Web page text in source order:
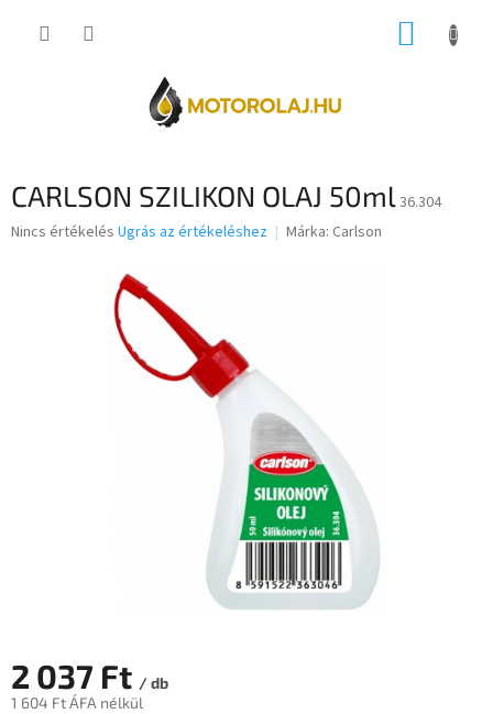
KOSÁR
CARLSON SZILIKON OLAJ 50ml36.304
A
Nincs értékelés Ugrás az értékeléshez Márka: Carlson
2 037 Ft / db
1 604 Ft ÁFA nélkül